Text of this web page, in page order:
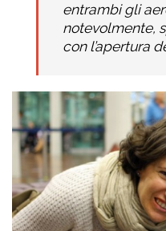
entrambi gli
notevolmente,
con l’apertura